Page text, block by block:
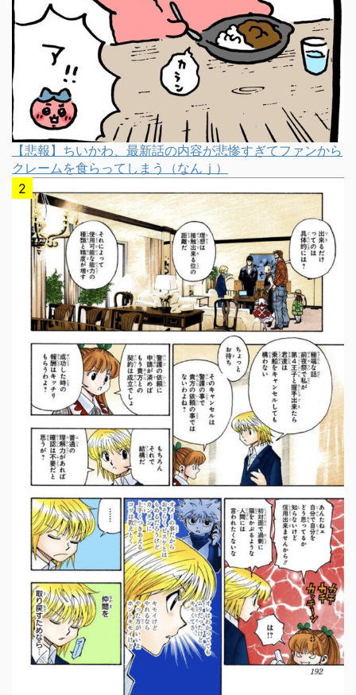
【悲報】ちいかわ、最新話の内容が悲惨すぎてファンから
クレームを食らってしまう（なんｊ）